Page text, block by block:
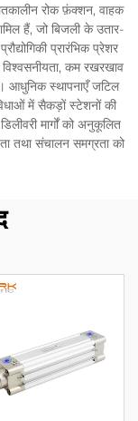
रोक फ़ंक्शन, वाहक
हैं, जो बिजली के उतार-
प्रारंभिक प्रेशर
कम रखरखाव
आधुनिक स्थापनाएँ जटिल
में सैकड़ों स्टेशनों की
मार्गों को अनुकूलित
तथा संचालन समग्रता को